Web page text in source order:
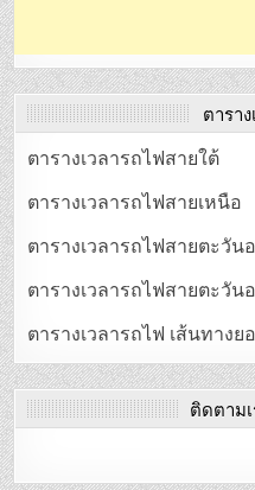
ตารา
ตารางเวลารถไฟสายใต้
ตารางเวลารถไฟสายเหนือ
ตารางเวลารถไฟสายตะวัน
ตารางเวลารถไฟสายตะวัน
ตารางเวลารถไฟ เส้นทางย
ติดตามเร